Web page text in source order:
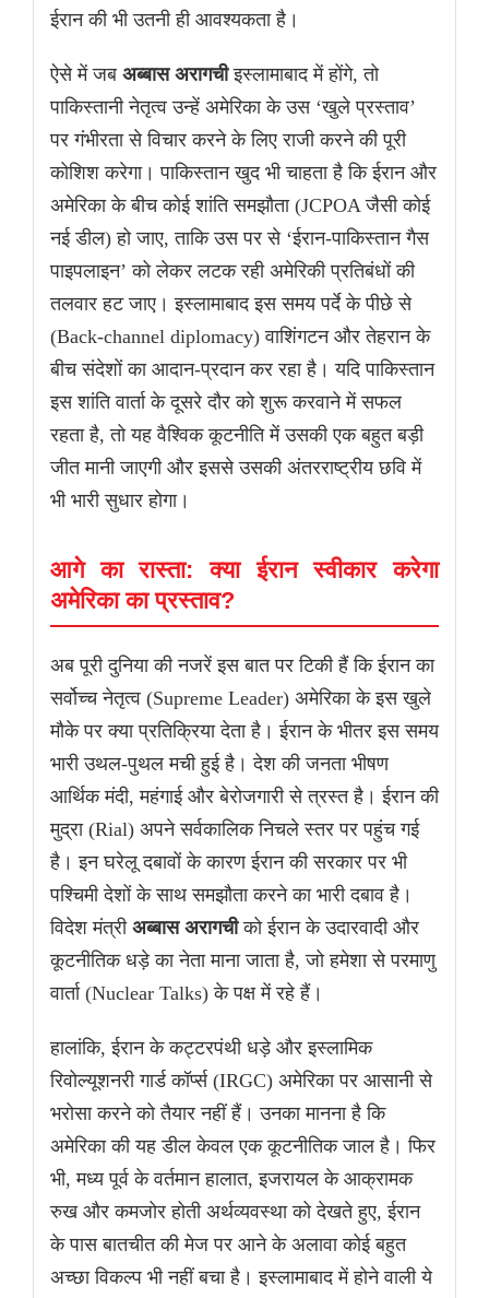
ईरान की भी उतनी ही आवश्यकता है।
ऐसे में जब अब्बास अरागचीइस्लामाबाद में होंगे, तो
पाकिस्तानी नेतृत्व उन्हें अमेरिका के उस ‘खुले प्रस्ताव’
पर गंभीरता से विचार करने के लिए राजी करने की पूरी
कोशिश करेगा। पाकिस्तान खुद भी चाहता है कि ईरान और
अमेरिका के बीच कोई शांति समझौता (JCPOA जैसी कोई
नई डील) हो जाए, ताकि उस पर से ‘ईरान-पाकिस्तान गैस
पाइपलाइन’ को लेकर लटक रही अमेरिकी प्रतिबंधों की
तलवार हट जाए। इस्लामाबाद इस समय पर्दे के पीछे से
(Back-channel diplomacy) वाशिंगटन और तेहरान के
बीच संदेशों का आदान-प्रदान कर रहा है। यदि पाकिस्तान
इस शांति वार्ता के दूसरे दौर को शुरू करवाने में सफल
रहता है, तो यह वैश्विक कूटनीति में उसकी एक बहुत बड़ी
जीत मानी जाएगी और इससे उसकी अंतरराष्ट्रीय छवि में
भी भारी सुधार होगा।
आगे का रास्ता: क्या ईरान स्वीकार करेगा
अमेरिका का प्रस्ताव?
अब पूरी दुनिया की नजरें इस बात पर टिकी हैं कि ईरान का
सर्वोच्च नेतृत्व (Supreme Leader) अमेरिका के इस खुले
मौके पर क्या प्रतिक्रिया देता है। ईरान के भीतर इस समय
भारी उथल-पुथल मची हुई है। देश की जनता भीषण
आर्थिक मंदी, महंगाई और बेरोजगारी से त्रस्त है। ईरान की
मुद्रा (Rial) अपने सर्वकालिक निचले स्तर पर पहुंच गई
है। इन घरेलू दबावों के कारण ईरान की सरकार पर भी
पश्चिमी देशों के साथ समझौता करने का भारी दबाव है।
विदेश मंत्री अब्बास अरागचीको ईरान के उदारवादी और
कूटनीतिक धड़े का नेता माना जाता है, जो हमेशा से परमाणु
वार्ता (Nuclear Talks) के पक्ष में रहे हैं।
हालांकि, ईरान के कट्टरपंथी धड़े और इस्लामिक
रिवोल्यूशनरी गार्ड कॉर्प्स (IRGC) अमेरिका पर आसानी से
भरोसा करने को तैयार नहीं हैं। उनका मानना है कि
अमेरिका की यह डील केवल एक कूटनीतिक जाल है। फिर
भी, मध्य पूर्व के वर्तमान हालात, इजरायल के आक्रामक
रुख और कमजोर होती अर्थव्यवस्था को देखते हुए, ईरान
के पास बातचीत की मेज पर आने के अलावा कोई बहुत
अच्छा विकल्प भी नहीं बचा है। इस्लामाबाद में होने वाली ये